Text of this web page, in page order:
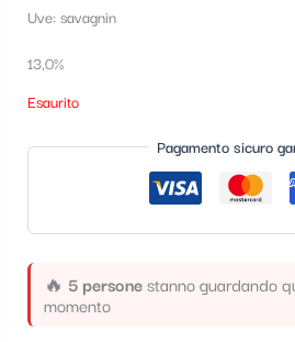
Uve: savagnin
13,0%
Esaurito
Pagamento sicuro
🔥 5 personestanno guardando
momento
a
t
e
a